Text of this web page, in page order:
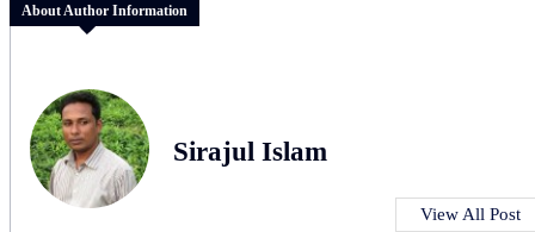
About Author Information
Sirajul Islam
View All Post